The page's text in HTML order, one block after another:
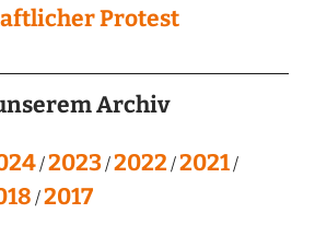
Protest
Archiv
2023 2022 2021
2017